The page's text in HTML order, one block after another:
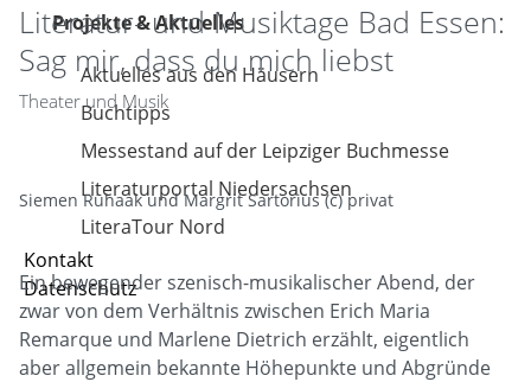
Projekte & Aktuelles
Aktuelles aus den Häusern
Buchtipps
Messestand auf der Leipziger Buchmesse
Literaturportal Niedersachsen
LiteraTour Nord
Kontakt
Datenschutz
Literatur- und Musiktage Bad Essen:
Sag mir, dass du mich liebst
Theater und Musik
Siemen Rühaak und Margrit Sartorius (c) privat
Ein bewegender szenisch-musikalischer Abend, der
zwar von dem Verhältnis zwischen Erich Maria
Remarque und Marlene Dietrich erzählt, eigentlich
aber allgemein bekannte Höhepunkte und Abgründe